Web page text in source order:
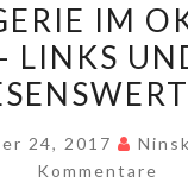
IM
–
UND
IM
LINKS
24, 2017
Kommentare